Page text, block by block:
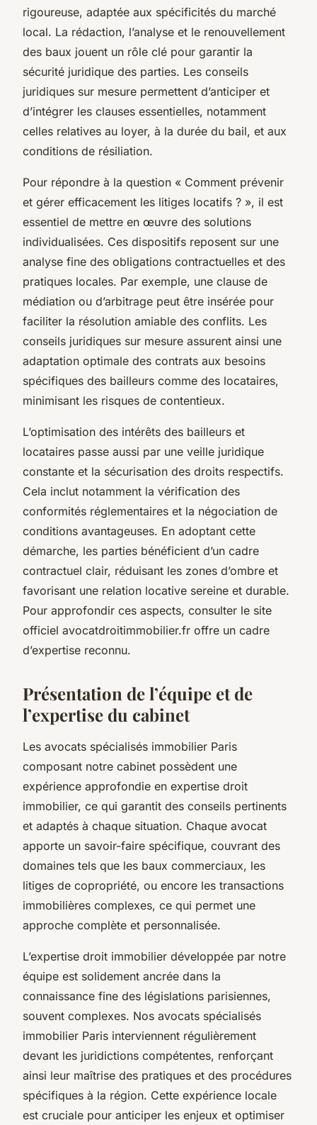
rigoureuse, adaptée aux spécificités du marché
local. La rédaction, l’analyse et le renouvellement
des baux jouent un rôle clé pour garantir la
sécurité juridique des parties. Les conseils
juridiques sur mesure permettent d’anticiper et
d’intégrer les clauses essentielles, notamment
celles relatives au loyer, à la durée du bail, et aux
conditions de résiliation.
Pour répondre à la question « Comment prévenir
et gérer efficacement les litiges locatifs ? », il est
essentiel de mettre en œuvre des solutions
individualisées. Ces dispositifs reposent sur une
analyse fine des obligations contractuelles et des
pratiques locales. Par exemple, une clause de
médiation ou d’arbitrage peut être insérée pour
faciliter la résolution amiable des conflits. Les
conseils juridiques sur mesure assurent ainsi une
adaptation optimale des contrats aux besoins
spécifiques des bailleurs comme des locataires,
minimisant les risques de contentieux.
L’optimisation des intérêts des bailleurs et
locataires passe aussi par une veille juridique
constante et la sécurisation des droits respectifs.
Cela inclut notamment la vérification des
conformités réglementaires et la négociation de
conditions avantageuses. En adoptant cette
démarche, les parties bénéficient d’un cadre
contractuel clair, réduisant les zones d’ombre et
favorisant une relation locative sereine et durable.
Pour approfondir ces aspects, consulter le site
officiel avocatdroitimmobilier.fr offre un cadre
d’expertise reconnu.
Présentation de l’équipe et de
l’expertise du cabinet
Les avocats spécialisés immobilier Paris
composant notre cabinet possèdent une
expérience approfondie en expertise droit
immobilier, ce qui garantit des conseils pertinents
et adaptés à chaque situation. Chaque avocat
apporte un savoir-faire spécifique, couvrant des
domaines tels que les baux commerciaux, les
litiges de copropriété, ou encore les transactions
immobilières complexes, ce qui permet une
approche complète et personnalisée.
L’expertise droit immobilier développée par notre
équipe est solidement ancrée dans la
connaissance fine des législations parisiennes,
souvent complexes. Nos avocats spécialisés
immobilier Paris interviennent régulièrement
devant les juridictions compétentes, renforçant
ainsi leur maîtrise des pratiques et des procédures
spécifiques à la région. Cette expérience locale
est cruciale pour anticiper les enjeux et optimiser